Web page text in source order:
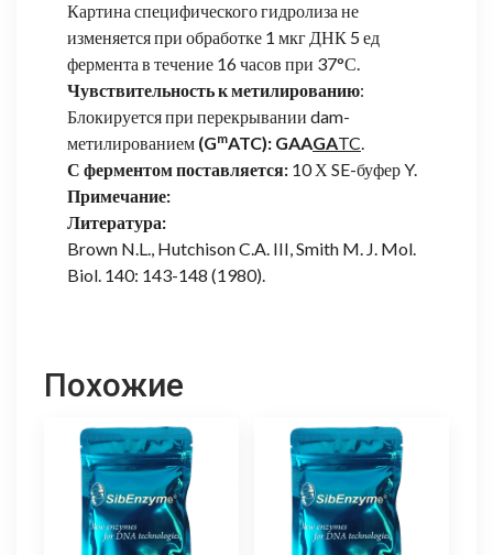
Картина специфического гидролиза не
изменяется при обработке 1 мкг ДНК 5 ед
фермента в течение 16 часов при 37°С.
Чувствительность к метилированию:
Блокируется при перекрывании dam-
метилированием (GmATC): GAAGATC
С ферментом поставляется: 10 Х SE-буфер Y.
Примечание:
Литература:
Brown N.L., Hutchison C.A. III, Smith M. J. Mol.
Biol. 140: 143-148 (1980).
Похожие